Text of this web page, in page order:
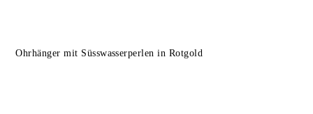
Ohrhänger mit Süsswasserperlen in Rotgold